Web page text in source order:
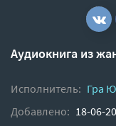
Аудиокнига из
Исполнитель: Гра
Добавлено: 18-06-